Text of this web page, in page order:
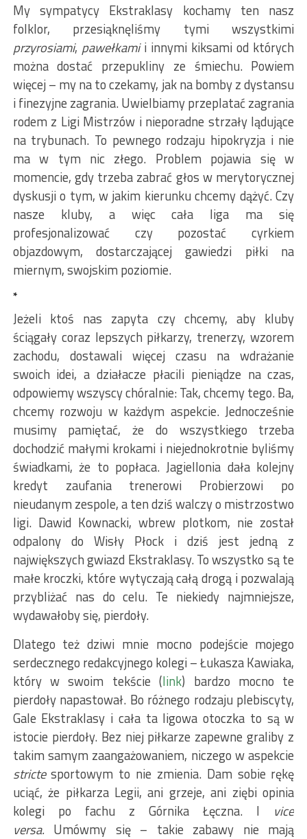
My sympatycy Ekstraklasy kochamy ten nasz
folklor, przesiąknęliśmy tymi wszystkimi
przyrosiami, pawełkamii innymi kiksami od których
można dostać przepukliny ze śmiechu. Powiem
więcej – my na to czekamy, jak na bomby z dystansu
i finezyjne zagrania. Uwielbiamy przeplatać zagrania
rodem z Ligi Mistrzów i nieporadne strzały lądujące
na trybunach. To pewnego rodzaju hipokryzja i nie
ma w tym nic złego. Problem pojawia się w
momencie, gdy trzeba zabrać głos w merytorycznej
dyskusji o tym, w jakim kierunku chcemy dążyć. Czy
nasze kluby, a więc cała liga ma się
profesjonalizować czy pozostać cyrkiem
objazdowym, dostarczającej gawiedzi piłki na
miernym, swojskim poziomie.
*
Jeżeli ktoś nas zapyta czy chcemy, aby kluby
ściągały coraz lepszych piłkarzy, trenerzy, wzorem
zachodu, dostawali więcej czasu na wdrażanie
swoich idei, a działacze płacili pieniądze na czas,
odpowiemy wszyscy chóralnie: Tak, chcemy tego. Ba,
chcemy rozwoju w każdym aspekcie. Jednocześnie
musimy pamiętać, że do wszystkiego trzeba
dochodzić małymi krokami i niejednokrotnie byliśmy
świadkami, że to popłaca. Jagiellonia dała kolejny
kredyt zaufania trenerowi Probierzowi po
nieudanym zespole, a ten dziś walczy o mistrzostwo
ligi. Dawid Kownacki, wbrew plotkom, nie został
odpalony do Wisły Płock i dziś jest jedną z
największych gwiazd Ekstraklasy. To wszystko są te
małe kroczki, które wytyczają całą drogą i pozwalają
przybliżać nas do celu. Te niekiedy najmniejsze,
wydawałoby się, pierdoły.
Dlatego też dziwi mnie mocno podejście mojego
serdecznego redakcyjnego kolegi – Łukasza Kawiaka,
który w swoim tekście (link) bardzo mocno te
pierdoły napastował. Bo różnego rodzaju plebiscyty,
Gale Ekstraklasy i cała ta ligowa otoczka to są w
istocie pierdoły. Bez niej piłkarze zapewne graliby z
takim samym zaangażowaniem, niczego w aspekcie
strictesportowym to nie zmienia. Dam sobie rękę
uciąć, że piłkarza Legii, ani grzeje, ani ziębi opinia
kolegi po fachu z Górnika Łęczna. I vice
versa. Umówmy się – takie zabawy nie mają